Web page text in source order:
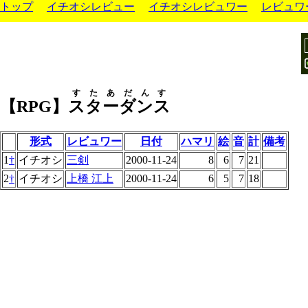
トップ イチオシレビュー イチオシレビュワー レビュワ
【RPG】 スターダンス
すたあだんす
形式 レビュワー 日付 ハマリ 絵 音 計 備考
1† イチオシ 三剣 2000-11-24 8 6 7 21
2† イチオシ 上橋 江上 2000-11-24 6 5 7 18